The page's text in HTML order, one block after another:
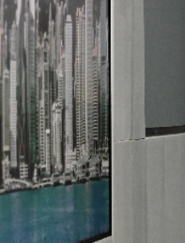
合計營收2.58萬億 利潤總額
解鎖閱讀新玩法
法公正處理黎智英求情 罪
宏福苑火災獨立委員會工
代命題
五組數據見證文儒沉香從傳
員考察團來瓊考察